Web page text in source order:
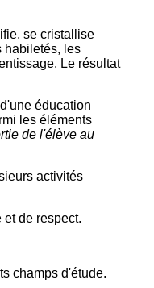
se cristallise
habiletés, les
Le résultat
éducation
les éléments
de l'élève au
activités
de respect.
champs d'étude.